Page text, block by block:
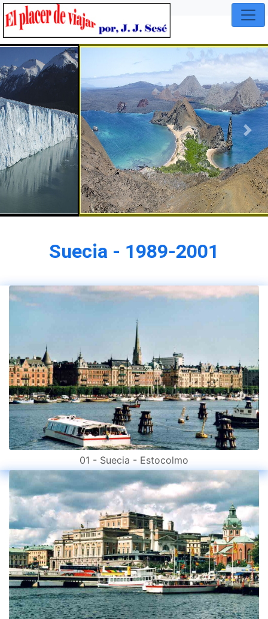
Previous Next
Suecia - 1989-2001
01 - Suecia - Estocolmo